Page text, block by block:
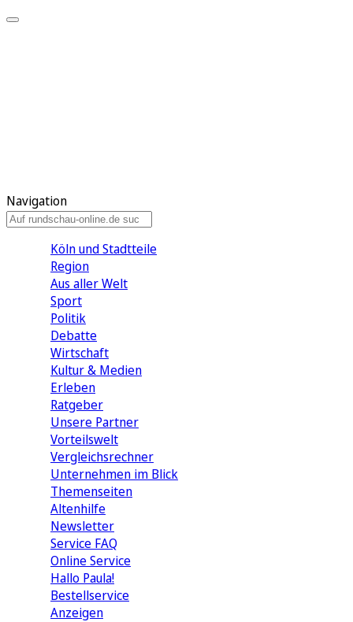
Navigation
Köln und Stadtteile
Region
Aus aller Welt
Sport
Politik
Debatte
Wirtschaft
Kultur & Medien
Erleben
Ratgeber
Unsere Partner
Vorteilswelt
Vergleichsrechner
Unternehmen im Blick
Themenseiten
Altenhilfe
Newsletter
Service FAQ
Online Service
Hallo Paula!
Bestellservice
Anzeigen